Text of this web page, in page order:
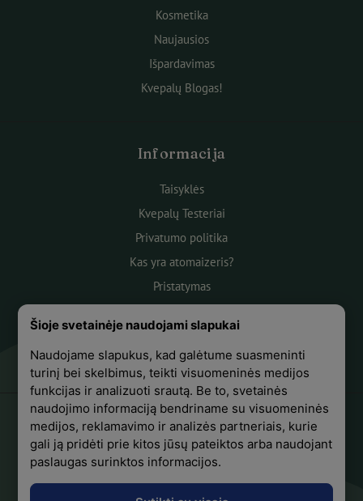
Šioje svetainėje naudojami slapukai
Naudojame slapukus, kad galėtume suasmeninti
turinį bei skelbimus, teikti visuomeninės medijos
funkcijas ir analizuoti srautą. Be to, svetainės
naudojimo informaciją bendriname su visuomeninės
medijos, reklamavimo ir analizės partneriais, kurie
gali ją pridėti prie kitos jūsų pateiktos arba naudojant
paslaugas surinktos informacijos.
Kosmetika
Naujausios
Išpardavimas
Kvepalų Blogas!
Informacija
Taisyklės
Kvepalų Testeriai
Privatumo politika
Kas yra atomaizeris?
Pristatymas
Apie mus
Atsiliepimai
+370 618 44441
Sekite mus Facebook